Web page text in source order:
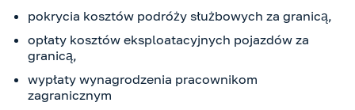
pokrycia kosztów podróży służbowych za granicą,
opłaty kosztów eksploatacyjnych pojazdów za
granicą,
wypłaty wynagrodzenia pracownikom
zagranicznym